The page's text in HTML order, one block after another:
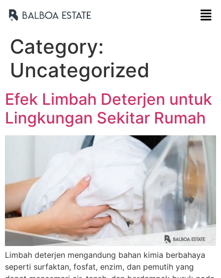
Category:
Uncategorized
Efek Limbah Deterjen untuk
Lingkungan Sekitar Rumah
Limbah deterjen mengandung bahan kimia berbahaya
seperti surfaktan, fosfat, enzim, dan pemutih yang